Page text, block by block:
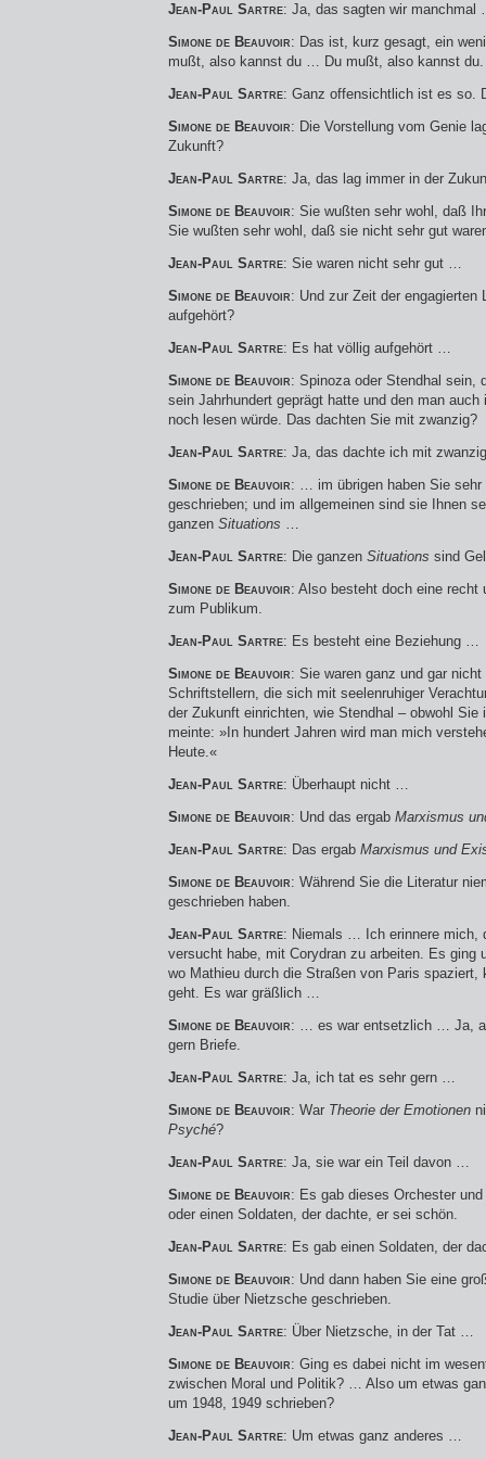
Jean-Paul Sartre: Ja, das sagten wir manchmal
Simone de Beauvoir: Das ist, kurz gesagt, ein
mußt, also kannst du … Du mußt, also kannst du.
Jean-Paul Sartre: Ganz offensichtlich ist es so.
Simone de Beauvoir: Die Vorstellung vom Genie
Zukunft?
Jean-Paul Sartre: Ja, das lag immer in der
Simone de Beauvoir: Sie wußten sehr wohl, daß
Sie wußten sehr wohl, daß sie nicht sehr gut
Jean-Paul Sartre: Sie waren nicht sehr gut …
Simone de Beauvoir: Und zur Zeit der engagierten
aufgehört?
Jean-Paul Sartre: Es hat völlig aufgehört …
Simone de Beauvoir: Spinoza oder Stendhal sein,
sein Jahrhundert geprägt hatte und den man
noch lesen würde. Das dachten Sie mit zwanzig?
Jean-Paul Sartre: Ja, das dachte ich mit
Simone de Beauvoir: … im übrigen haben Sie sehr
geschrieben; und im allgemeinen sind sie Ihnen
ganzen Situations …
Jean-Paul Sartre: Die ganzen Situations sind
Simone de Beauvoir: Also besteht doch eine recht
zum Publikum.
Jean-Paul Sartre: Es besteht eine Beziehung …
Simone de Beauvoir: Sie waren ganz und gar
Schriftstellern, die sich mit seelenruhiger
der Zukunft einrichten, wie Stendhal – obwohl Sie
meinte: »In hundert Jahren wird man mich
Heute.«
Jean-Paul Sartre: Überhaupt nicht …
Simone de Beauvoir: Und das ergab Marxismus
Jean-Paul Sartre: Das ergab Marxismus und
Simone de Beauvoir: Während Sie die Literatur
geschrieben haben.
Jean-Paul Sartre: Niemals … Ich erinnere mich,
versucht habe, mit Corydran zu arbeiten. Es ging
wo Mathieu durch die Straßen von Paris spaziert,
geht. Es war gräßlich …
Simone de Beauvoir: … es war entsetzlich … Ja,
gern Briefe.
Jean-Paul Sartre: Ja, ich tat es sehr gern …
Simone de Beauvoir: War Theorie der Emotionen
Psyché?
Jean-Paul Sartre: Ja, sie war ein Teil davon …
Simone de Beauvoir: Es gab dieses Orchester
oder einen Soldaten, der dachte, er sei schön.
Jean-Paul Sartre: Es gab einen Soldaten, der
Simone de Beauvoir: Und dann haben Sie eine
Studie über Nietzsche geschrieben.
Jean-Paul Sartre: Über Nietzsche, in der Tat …
Simone de Beauvoir: Ging es dabei nicht im
zwischen Moral und Politik? … Also um etwas
um 1948, 1949 schrieben?
Jean-Paul Sartre: Um etwas ganz anderes …